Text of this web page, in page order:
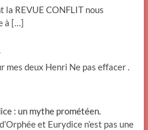
la REVUE CONFLIT nous
à […]
mes deux Henri Ne pas effacer .
: un mythe prométéen.
et Eurydice n’est pas une